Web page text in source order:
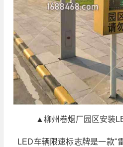
▲柳州卷烟厂园区安装
LED车辆限速标志牌是一款"